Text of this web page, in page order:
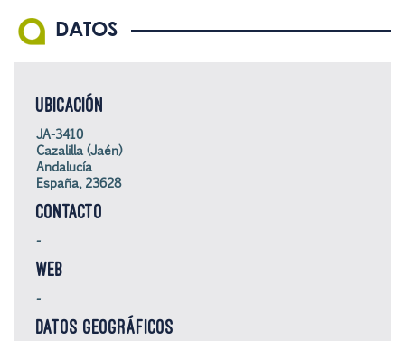
DATOS
UBICACIÓN
JA-3410
Cazalilla (Jaén)
Andalucía
España, 23628
CONTACTO
-
WEB
-
DATOS GEOGRÁFICOS